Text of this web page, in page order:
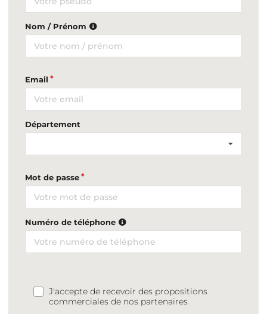
Nom / Prénom
Email
Département
Mot de passe
Numéro de téléphone
J'accepte de recevoir des propositions
commerciales de nos partenaires